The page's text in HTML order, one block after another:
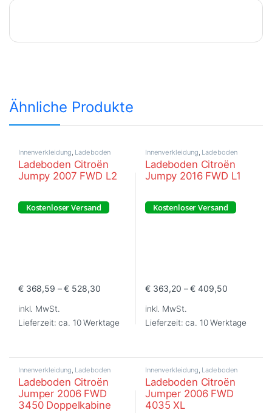
Ähnliche Produkte
Innenverkleidung Ladeboden
Ladeboden Citroën
Jumpy 2007 FWD L2
Kostenloser Versand
€368,59 –€ 528,30
Dieses Produkt weist mehrere Varianten auf. Die Optionen
inkl. MwSt.
Lieferzeit:ca. 10 Werktage
Innenverkleidung Ladeboden
Ladeboden Citroën
Jumpy 2016 FWD L1
Kostenloser Versand
€363,20 –€ 409,50
Dieses Produkt weist mehrere
inkl. MwSt.
Lieferzeit:ca. 10 Werktage
Innenverkleidung Ladeboden
Ladeboden Citroën
Jumper 2006 FWD
3450 Doppelkabine
Innenverkleidung Ladeboden
Ladeboden Citroën
Jumper 2006 FWD
4035 XL